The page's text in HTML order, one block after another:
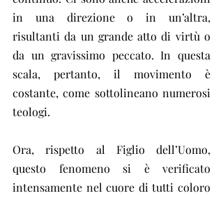
in una direzione o in un’altra,
risultanti da un grande atto di virtù o
da un gravissimo peccato. In questa
scala, pertanto, il movimento è
costante, come sottolineano numerosi
teologi.
Ora, rispetto al Figlio dell’Uomo,
questo fenomeno si è verificato
intensamente nel cuore di tutti coloro